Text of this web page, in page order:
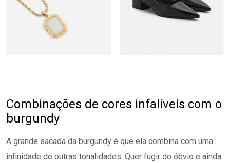
Combinações de cores infalíveis com o
burgundy
A grande sacada da burgundy é que ela combina com uma
infinidade de outras tonalidades. Quer fugir do óbvio e ainda